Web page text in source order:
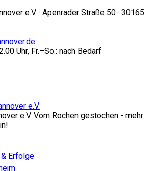
e.V. · Apenrader Straße 50 · 30165
Uhr, Fr.–So.: nach Bedarf
e.V. Vom Rochen gestochen - mehr
Erfolge